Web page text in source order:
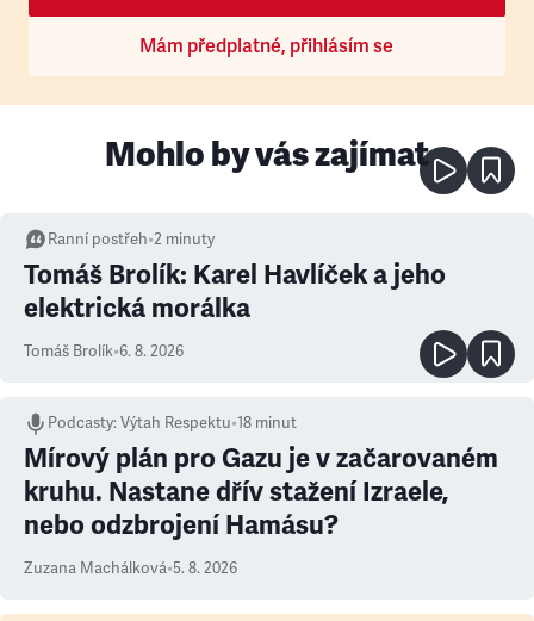
Mám předplatné, přihlásím se
Mohlo by vás zajímat
Ranní postřeh•2 minuty
Tomáš Brolík: Karel Havlíček a jeho
elektrická morálka
Tomáš Brolík•6. 8. 2026
Podcasty:Výtah Respektu•18 minut
Mírový plán pro Gazu je v začarovaném
kruhu. Nastane dřív stažení Izraele,
nebo odzbrojení Hamásu?
Zuzana Machálková•5. 8. 2026